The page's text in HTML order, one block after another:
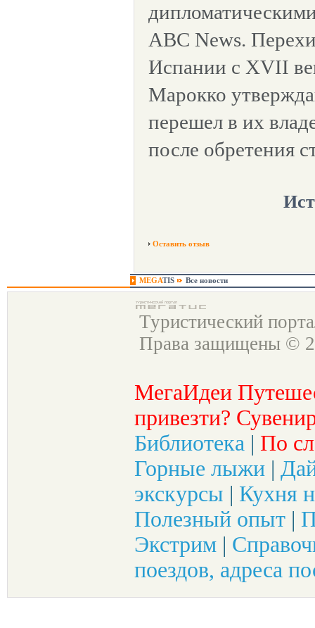
ABC News.
Испании с XVII
Марокко
перешел в их
после обретения
Оставить отзыв
MEGATIS Все новости
Туристический
Права защищены ©
МегаИдеи
привезти?
Библиотека | По
Горные лыжи |
экскурсы | Кухня
Полезный опыт |
Экстрим |
поездов, адреса